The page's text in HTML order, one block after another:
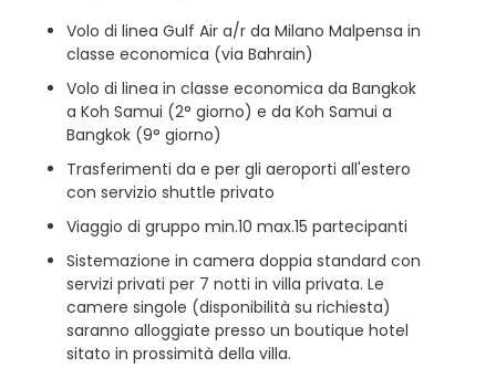
Volo di linea Gulf Air a/r da Milano Malpensa in
classe economica (via Bahrain)
Volo di linea in classe economica da Bangkok
a Koh Samui (2° giorno) e da Koh Samui a
Bangkok (9° giorno)
Trasferimenti da e per gli aeroporti all'estero
con servizio shuttle privato
Viaggio di gruppo min.10 max.15 partecipanti
Sistemazione in camera doppia standard con
servizi privati per 7 notti in villa privata. Le
camere singole (disponibilità su richiesta)
saranno alloggiate presso un boutique hotel
sitato in prossimità della villa.